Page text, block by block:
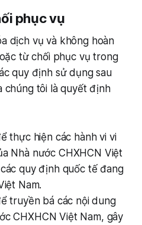
phục vụ
dịch vụ và không hoàn
từ chối phục vụ trong
quy định sử dụng sau
chúng tôi là quyết định
thực hiện các hành vi vi
Nhà nước CHXHCN Việt
quy định quốc tế đang
Nam.
truyền bá các nội dung
CHXHCN Việt Nam, gây